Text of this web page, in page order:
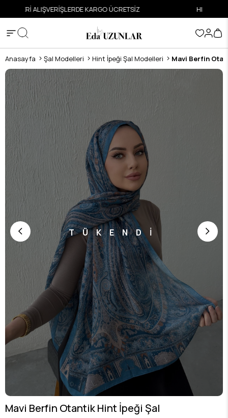
HIZLI VE GÜVENLİ ALIŞVERİŞ
Anasayfa Şal Modelleri Hint İpeği Şal Modelleri Mavi Berfin
TÜKENDİ
Mavi Berfin Otantik Hint İpeği Şal